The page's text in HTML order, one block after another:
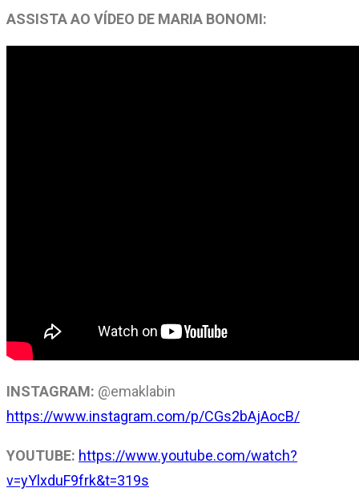
ASSISTA AO VÍDEO DE MARIA BONOMI:
INSTAGRAM: @emaklabin
https://www.instagram.com/p/CGs2bAjAocB/
YOUTUBE: https://www.youtube.com/watch?
v=yYlxduF9frk&t=319s